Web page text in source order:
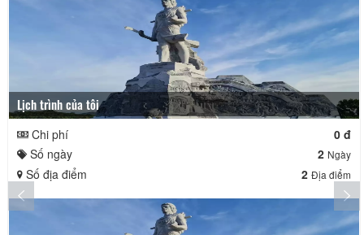
Lịch trình của tôi
Chi phí
0 đ
Số ngày
2 Ngày
Số địa điểm 2 Địa điểm